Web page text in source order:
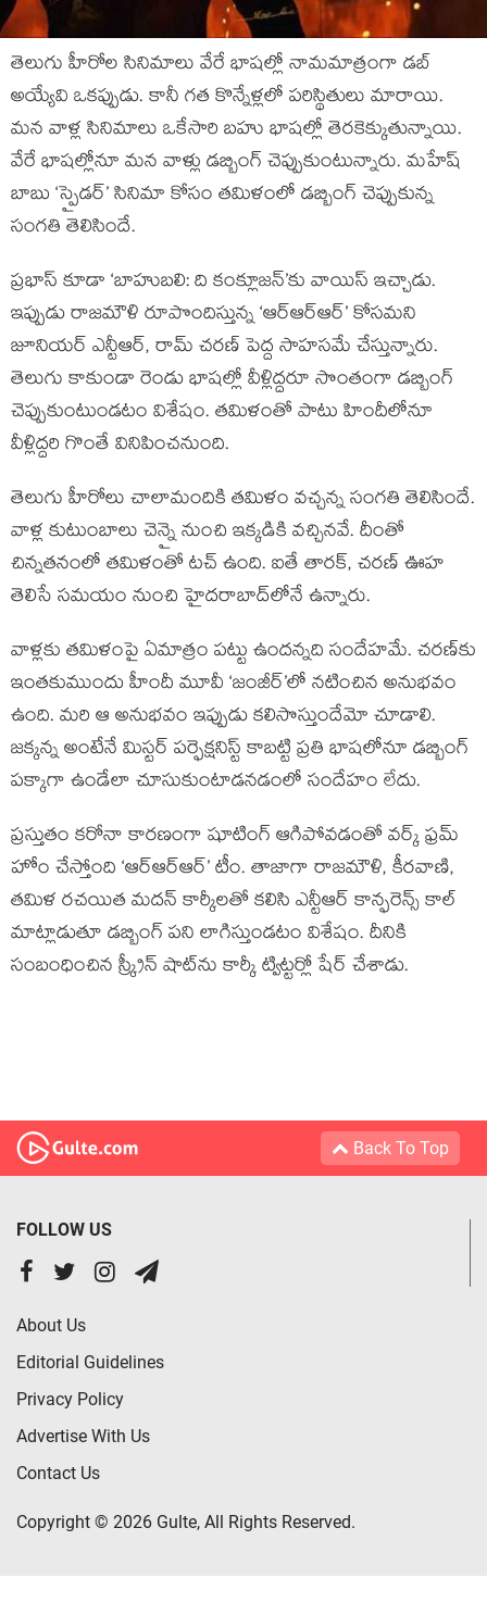
తెలుగు హీరోల సినిమాలు వేరే భాషల్లో నామమాత్రంగా డబ్
అయ్యేవి ఒకప్పుడు. కానీ గత కొన్నేళ్లలో పరిస్థితులు మారాయి.
మన వాళ్ల సినిమాలు ఒకేసారి బహు భాషల్లో తెరకెక్కుతున్నాయి.
వేరే భాషల్లోనూ మన వాళ్లు డబ్బింగ్ చెప్పుకుంటున్నారు. మహేష్
బాబు ‘స్పైడర్’ సినిమా కోసం తమిళంలో డబ్బింగ్ చెప్పుకున్న
సంగతి తెలిసిందే.
ప్రభాస్ కూడా ‘బాహుబలి: ది కంక్లూజన్’కు వాయిస్ ఇచ్చాడు.
ఇప్పుడు రాజమౌళి రూపొందిస్తున్న ‘ఆర్ఆర్ఆర్’ కోసమని
జూనియర్ ఎన్టీఆర్, రామ్ చరణ్ పెద్ద సాహసమే చేస్తున్నారు.
తెలుగు కాకుండా రెండు భాషల్లో వీళ్లిద్దరూ సొంతంగా డబ్బింగ్
చెప్పుకుంటుండటం విశేషం. తమిళంతో పాటు హిందీలోనూ
వీళ్లిద్దరి గొంతే వినిపించనుంది.
తెలుగు హీరోలు చాలామందికి తమిళం వచ్చన్న సంగతి తెలిసిందే.
వాళ్ల కుటుంబాలు చెన్నై నుంచి ఇక్కడికి వచ్చినవే. దీంతో
చిన్నతనంలో తమిళంతో టచ్ ఉంది. ఐతే తారక్, చరణ్ ఊహ
తెలిసే సమయం నుంచి హైదరాబాద్‌లోనే ఉన్నారు.
వాళ్లకు తమిళంపై ఏమాత్రం పట్టు ఉందన్నది సందేహమే. చరణ్‌కు
ఇంతకుముందు హీందీ మూవీ ‘జంజీర్’లో నటించిన అనుభవం
ఉంది. మరి ఆ అనుభవం ఇప్పుడు కలిసొస్తుందేమో చూడాలి.
జక్కన్న అంటేనే మిస్టర్ పర్ఫెక్షనిస్ట్ కాబట్టి ప్రతి భాషలోనూ డబ్బింగ్
పక్కాగా ఉండేలా చూసుకుంటాడనడంలో సందేహం లేదు.
ప్రస్తుతం కరోనా కారణంగా షూటింగ్ ఆగిపోవడంతో వర్క్ ఫ్రమ్
హోం చేస్తోంది ‘ఆర్ఆర్ఆర్’ టీం. తాజాగా రాజమౌళి, కీరవాణి,
తమిళ రచయిత మదన్ కార్కీలతో కలిసి ఎన్టీఆర్ కాన్ఫరెన్స్ కాల్
మాట్లాడుతూ డబ్బింగ్ పని లాగిస్తుండటం విశేషం. దీనికి
సంబంధించిన స్క్రీన్ షాట్‌ను కార్కీ ట్విట్టర్లో షేర్ చేశాడు.
Back To Top
FOLLOW US
About Us
Editorial Guidelines
Privacy Policy
Advertise With Us
Contact Us
Copyright © 2026 Gulte, All Rights Reserved.